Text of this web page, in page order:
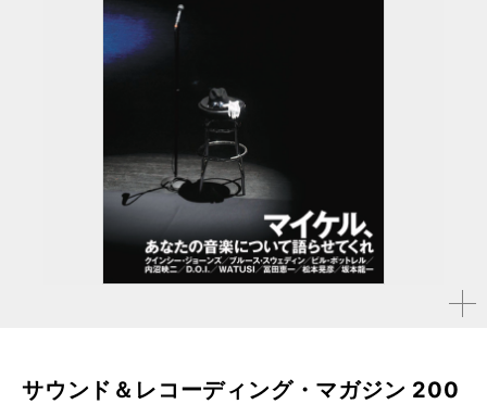
拡大す
サウンド＆レコーディング・マガジン 200